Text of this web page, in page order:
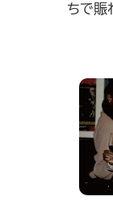
ちで賑